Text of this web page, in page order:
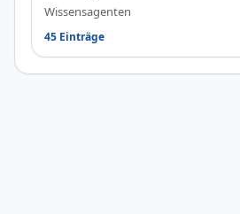
Wissensagenten
45 Einträge